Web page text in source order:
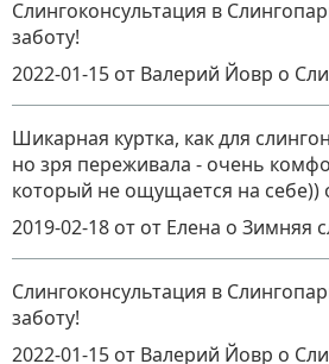
Слингоконсультация в
заботу!
2022-01-15 от Валерий Йовр о
Шикарная куртка, как для
но зря переживала - очень
который не ощущается на
2019-02-18 от от Елена о Зимняя
Слингоконсультация в
заботу!
2022-01-15 от Валерий Йовр о